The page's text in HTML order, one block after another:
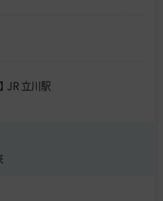
JR 立川駅